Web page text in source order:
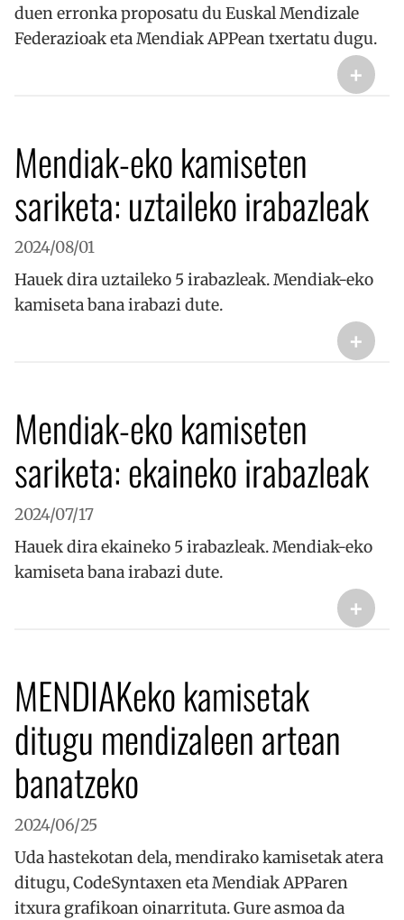
duen erronka proposatu du Euskal Mendizale
Federazioak eta Mendiak APPean txertatu dugu.
+
Mendiak-eko kamiseten
sariketa: uztaileko irabazleak
2024/08/01
Hauek dira uztaileko 5 irabazleak. Mendiak-eko
kamiseta bana irabazi dute.
+
Mendiak-eko kamiseten
sariketa: ekaineko irabazleak
2024/07/17
Hauek dira ekaineko 5 irabazleak. Mendiak-eko
kamiseta bana irabazi dute.
+
MENDIAKeko kamisetak
ditugu mendizaleen artean
banatzeko
2024/06/25
Uda hastekotan dela, mendirako kamisetak atera
ditugu, CodeSyntaxen eta Mendiak APParen
itxura grafikoan oinarrituta. Gure asmoa da